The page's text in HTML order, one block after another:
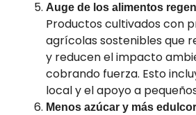
Auge de los alimentos
Productos cultivados con
agrícolas sostenibles que
y reducen el impacto
cobrando fuerza. Esto
local y el apoyo a
Menos azúcar y más